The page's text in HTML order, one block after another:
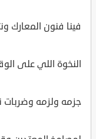
فينا فنون المعارك
النخوة اللي على
جزمه ولزمه وضربات